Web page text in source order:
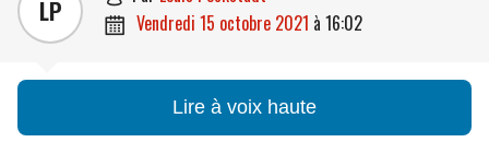
LP  vendredi 15 octobre 2021 à 16:02
Lire à voix haute